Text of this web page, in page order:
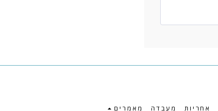
אחריות מעבדה מאמרים